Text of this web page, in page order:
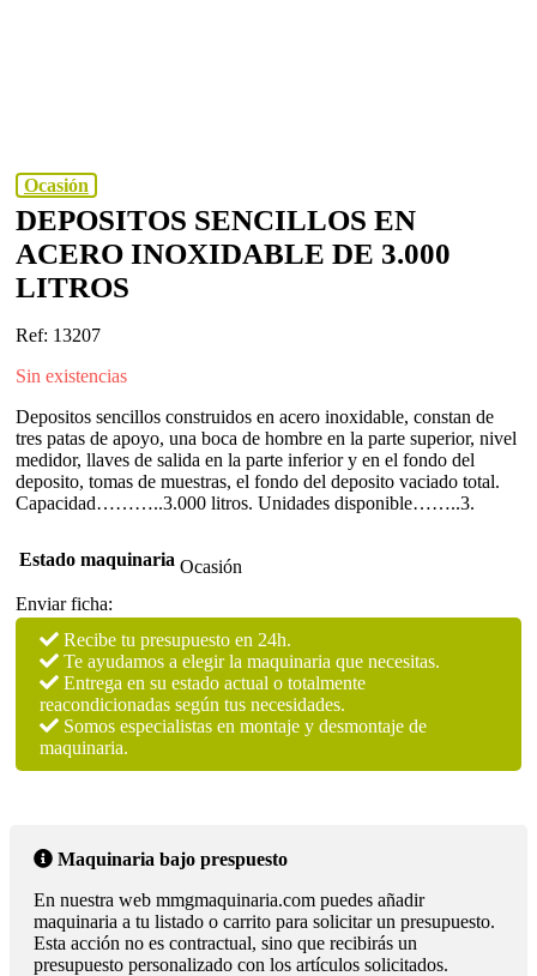
Ocasión
DEPOSITOS SENCILLOS EN
ACERO INOXIDABLE DE 3.000
LITROS
Ref: 13207
Sin existencias
Depositos sencillos construidos en acero inoxidable, constan de
tres patas de apoyo, una boca de hombre en la parte superior, nivel
medidor, llaves de salida en la parte inferior y en el fondo del
deposito, tomas de muestras, el fondo del deposito vaciado total.
Capacidad………..3.000 litros. Unidades disponible……..3.
Estado maquinaria Ocasión
Enviar ficha:
Recibe tu presupuesto en 24h.
Te ayudamos a elegir la maquinaria que necesitas.
Entrega en su estado actual o totalmente
reacondicionadas según tus necesidades.
Somos especialistas en montaje y desmontaje de
maquinaria.
Maquinaria bajo prespuesto
En nuestra web mmgmaquinaria.com puedes añadir
maquinaria a tu listado o carrito para solicitar un presupuesto.
Esta acción no es contractual, sino que recibirás un
presupuesto personalizado con los artículos solicitados.